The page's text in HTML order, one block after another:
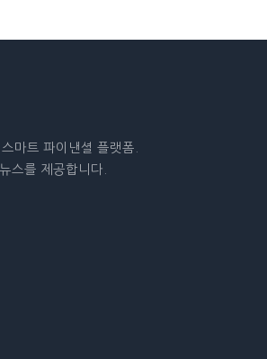
마트 파이낸셜 플랫폼.
스를 제공합니다.